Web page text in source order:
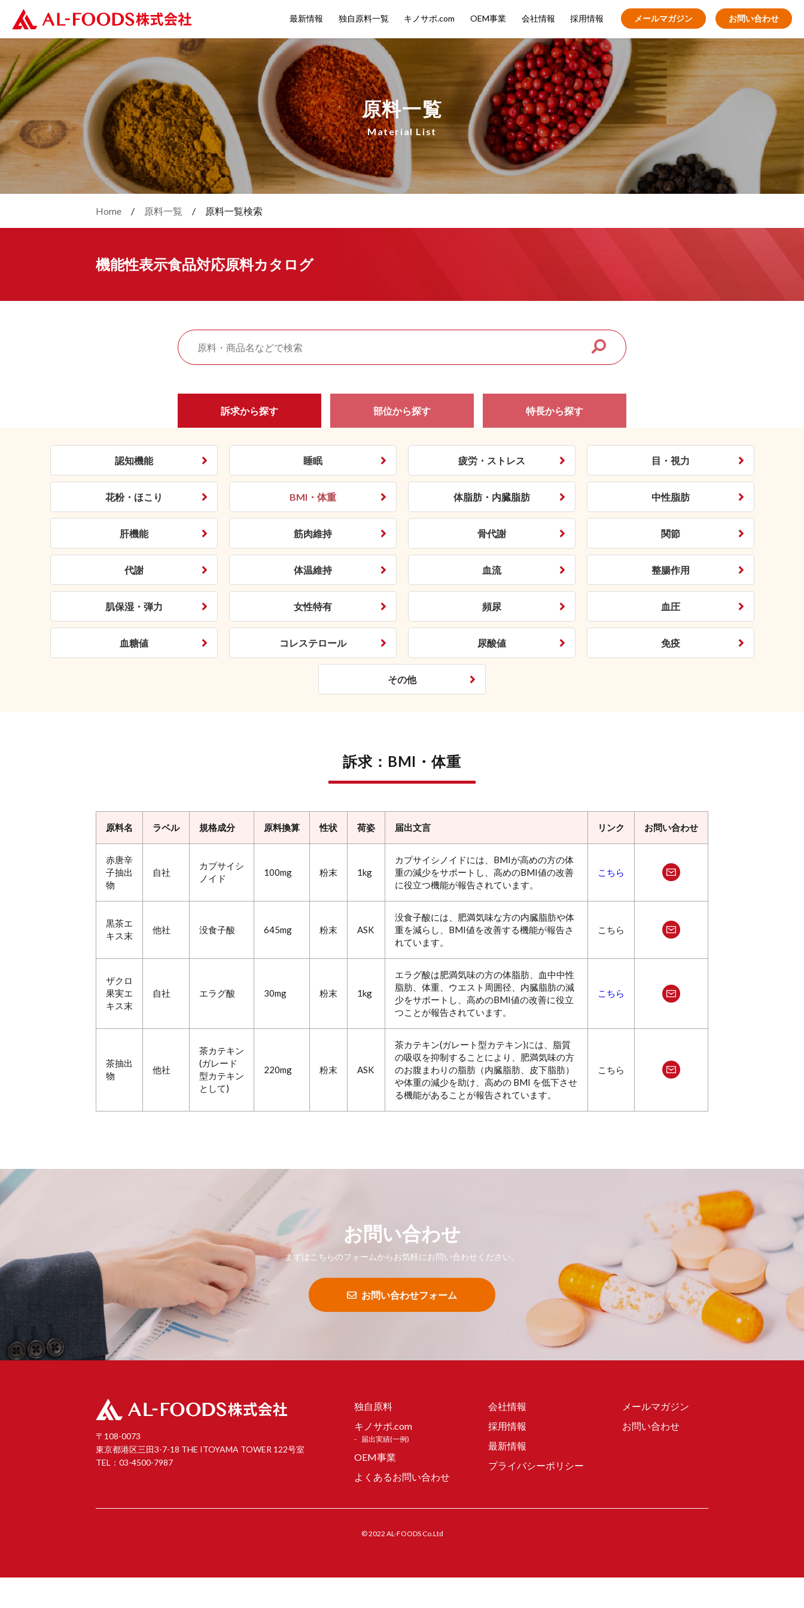
最新情報 独自原料一覧 キノサポ.com OEM事業 会社情報 採用情報 メールマガジン お問い合わせ
原料一覧
Material List
Home 原料一覧 原料一覧検索
機能性表示食品対応原料カタログ
訴求から探す 部位から探す 特長から探す
認知機能 睡眠 疲労・ストレス 目・視力
花粉・ほこり BMI・体重 体脂肪・内臓脂肪 中性脂肪
肝機能 筋肉維持 骨代謝 関節
代謝 体温維持 血流 整腸作用
肌保湿・弾力 女性特有 頻尿 血圧
血糖値 コレステロール 尿酸値 免疫
その他
訴求：BMI・体重
原料名 ラベル 規格成分 原料換算 性状 荷姿 届出文言 リンク お問い合わせ
赤唐辛
子抽出
物
自社
カプサイシ
ノイド
100mg 粉末 1kg
カプサイシノイドには、BMIが高めの方の体
重の減少をサポートし、高めのBMI値の改善
に役立つ機能が報告されています。
こちら
商品
いて
問い
せ
黒茶エ
キス末
他社 没食子酸 645mg 粉末 ASK
没食子酸には、肥満気味な方の内臓脂肪や体
重を減らし、BMI値を改善する機能が報告さ
れています。
こちら
商品
いて
問い
ザクロ
果実エ
キス末
自社 エラグ酸 30mg 粉末 1kg
エラグ酸は肥満気味の方の体脂肪、血中中性
脂肪、体重、ウエスト周囲径、内臓脂肪の減
少をサポートし、高めのBMI値の改善に役立
つことが報告されています。
こちら
問い
合わ
茶抽出
物
他社
茶カテキン
(ガレード
型カテキン
として)
220mg 粉末 ASK
茶カテキン(ガレート型カテキン)には、脂質
の吸収を抑制することにより、肥満気味の方
のお腹まわりの脂肪（内臓脂肪、皮下脂肪）
や体重の減少を助け、高めの BMI を低下させ
る機能があることが報告されています。
こちら
につ
お問い合わせ
まずはこちらのフォームからお気軽にお問い合わせください。
お問い合わせフォーム
〒108-0073
東京都港区三田3-7-18 THE ITOYAMA TOWER 122号室
TEL：03-4500-7987
独自原料
キノサポ.com
届出実績(一例)
OEM事業
よくあるお問い合わせ
会社情報
採用情報
最新情報
プライバシーポリシー
メールマガジン
お問い合わせ
© 2022 AL-FOODS Co.Ltd